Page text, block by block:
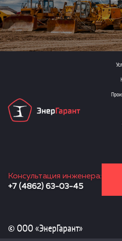
Консультация инженера:
+7 (4862) 63-03-45
© ООО «ЭнерГарант»